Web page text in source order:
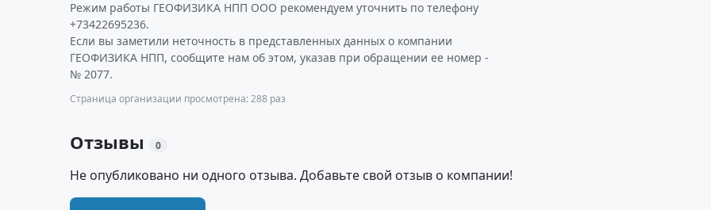
Режим работы ГЕОФИЗИКА НПП ООО рекомендуем уточнить по телефону
+73422695236.
Если вы заметили неточность в представленных данных о компании
ГЕОФИЗИКА НПП, сообщите нам об этом, указав при обращении ее номер -
№ 2077.
Страница организации просмотрена: 288 раз
Отзывы 0
Не опубликовано ни одного отзыва. Добавьте свой отзыв о компании!